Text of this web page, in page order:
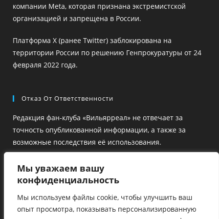
Мы уважаем вашу
конфиденциальность
Мы используем файлы cookie, чтобы улучшить ваш
опыт просмотра, показывать персонализированную
компании Meta, которая признана экстремистской
организацией и запрещена в России.
Платформа X (ранее Twitter) заблокирована на
территории России по решению Генпрокуратуры от 24
февраля 2022 года.
Отказ От Ответственности
Редакция фан-клуба «Вильярреал» не отвечает за
точность опубликованной информации, а также за
возможные последствия её использования.
Ссылки на сторонние ресурсы размещены для удобства
и ознакомления, но их содержание не проверяется
редакцией, и мы не гарантируем достоверность этой
информации.